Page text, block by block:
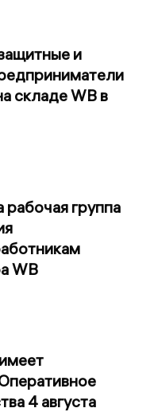
и
складе WB в
группа
WB
4 августа